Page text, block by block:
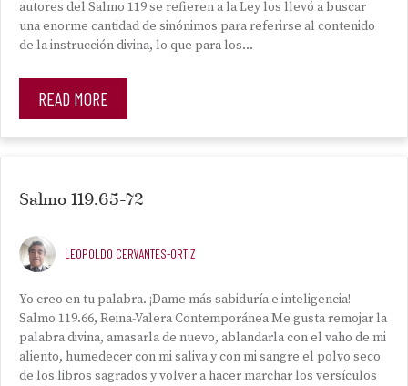
autores del Salmo 119 se refieren a la Ley los llevó a buscar
una enorme cantidad de sinónimos para referirse al contenido
de la instrucción divina, lo que para los…
READ MORE
Salmo 119.65-72
LEOPOLDO CERVANTES-ORTIZ
Yo creo en tu palabra. ¡Dame más sabiduría e inteligencia!
Salmo 119.66, Reina-Valera Contemporánea Me gusta remojar la
palabra divina, amasarla de nuevo, ablandarla con el vaho de mi
aliento, humedecer con mi saliva y con mi sangre el polvo seco
de los libros sagrados y volver a hacer marchar los versículos